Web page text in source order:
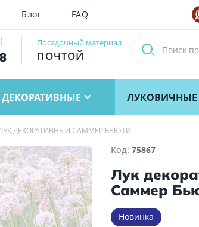
Блог FAQ
Посадочный материал
ПОЧТОЙ
ДЕКОРАТИВНЫЕ ЛУКОВИЧНЫЕ
ДЕКОРАТИВНЫЙ САММЕР БЬЮТИ
Код: 75867
Лук
Саммер
Новинка